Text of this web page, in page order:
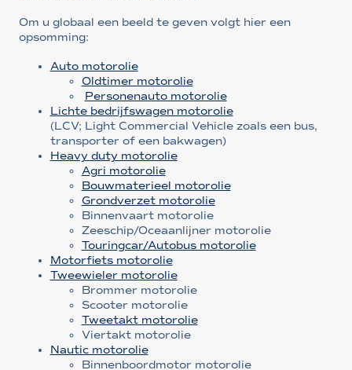
Om u globaal een beeld te geven volgt hier een
opsomming:
Auto motorolie
Oldtimer motorolie
Personenauto motorolie
Lichte bedrijfswagen motorolie
(LCV; Light Commercial Vehicle zoals een bus,
transporter of een bakwagen)
Heavy duty motorolie
Agri motorolie
Bouwmaterieel motorolie
Grondverzet motorolie
Binnenvaart motorolie
Zeeschip/Oceaanlijner motorolie
Touringcar/Autobus motorolie
Motorfiets motorolie
Tweewieler motorolie
Brommer motorolie
Scooter motorolie
Tweetakt motorolie
Viertakt motorolie
Nautic motorolie
Binnenboordmotor motorolie